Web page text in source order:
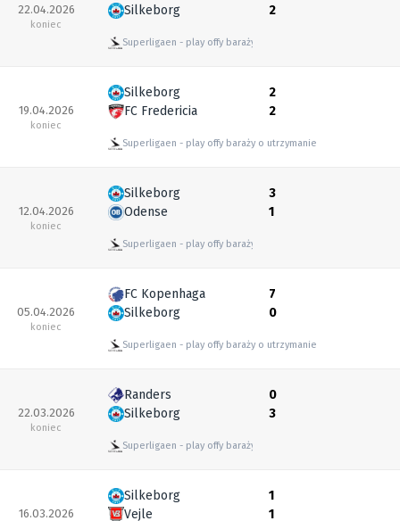
22.04.2026
koniec
Silkeborg
Superligaen play offy baraży o utrzymanie
2
19.04.2026
koniec
Silkeborg
FC Fredericia
Superligaen play offy baraży o utrzymanie
2
2
12.04.2026
koniec
Silkeborg
Odense
Superligaen play offy baraży o utrzymanie
3
1
05.04.2026
koniec
FC Kopenhaga
Silkeborg
Superligaen play offy baraży o utrzymanie
7
0
22.03.2026
koniec
Randers
Silkeborg
Superligaen play offy baraży o utrzymanie
0
3
16.03.2026
Silkeborg
Vejle
1
1